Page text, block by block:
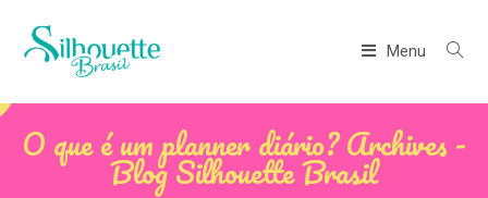
Menu
O que é um planner diário? Archives -
Blog Silhouette Brasil